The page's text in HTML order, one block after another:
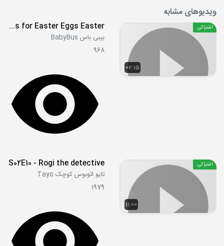
ویدیوهای مشابه
02:15
اشتراکی Hunts for Easter Eggs Easter
بیبی باس BabyBus
968
11:00
اشتراکی S02E10 - Rogi the detective
تایو اتوبوس کوچک Tayo
1979